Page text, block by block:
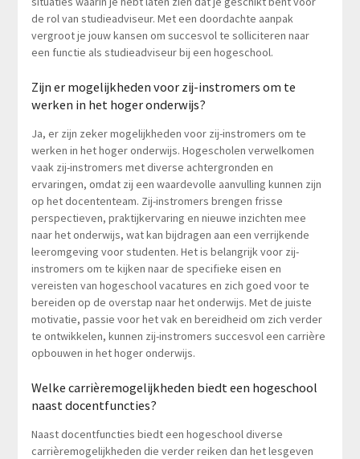
de rol van studieadviseur. Met een doordachte aanpak
vergroot je jouw kansen om succesvol te solliciteren naar
een functie als studieadviseur bij een hogeschool.
Zijn er mogelijkheden voor zij-instromers om te
werken in het hoger onderwijs?
Ja, er zijn zeker mogelijkheden voor zij-instromers om te
werken in het hoger onderwijs. Hogescholen verwelkomen
vaak zij-instromers met diverse achtergronden en
ervaringen, omdat zij een waardevolle aanvulling kunnen zijn
op het docententeam. Zij-instromers brengen frisse
perspectieven, praktijkervaring en nieuwe inzichten mee
naar het onderwijs, wat kan bijdragen aan een verrijkende
leeromgeving voor studenten. Het is belangrijk voor zij-
instromers om te kijken naar de specifieke eisen en
vereisten van hogeschool vacatures en zich goed voor te
bereiden op de overstap naar het onderwijs. Met de juiste
motivatie, passie voor het vak en bereidheid om zich verder
te ontwikkelen, kunnen zij-instromers succesvol een carrière
opbouwen in het hoger onderwijs.
Welke carrièremogelijkheden biedt een hogeschool
naast docentfuncties?
Naast docentfuncties biedt een hogeschool diverse
carrièremogelijkheden die verder reiken dan het lesgeven